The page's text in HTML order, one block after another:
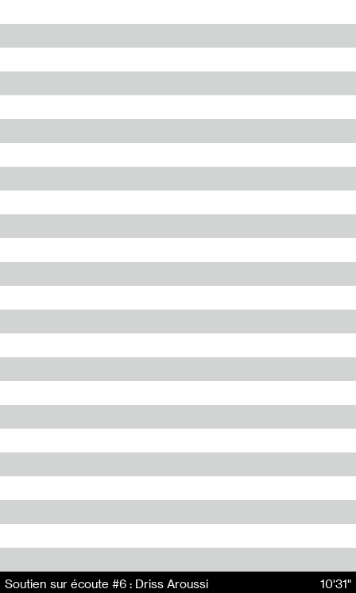
Soutien sur écoute #6 : Driss Aroussi
10'31"